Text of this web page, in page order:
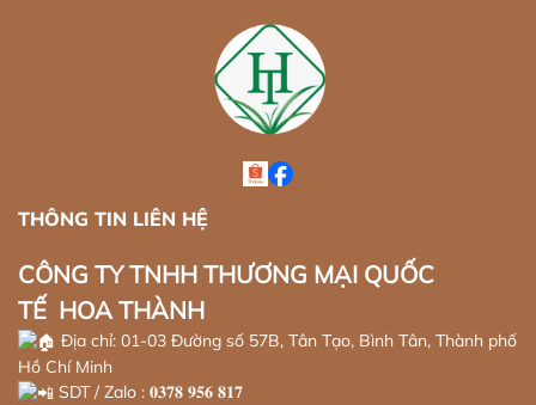
THÔNG TIN LIÊN HỆ
CÔNG TY TNHH THƯƠNG MẠI QUỐC
TẾ HOA THÀNH
Địa chỉ: 01-03 Đường số 57B, Tân Tạo, Bình Tân, Thành phố
Hồ Chí Minh
SDT / Zalo : 𝟎𝟑𝟕𝟖 𝟗𝟓𝟔 𝟖𝟏𝟕